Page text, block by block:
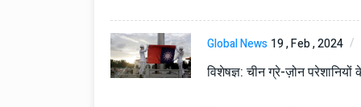
Global News 19 , Feb , 2024
विशेषज्ञ: चीन ग्रे-ज़ोन
आंकड़ा पार किया, कॉम्पैक्ट
सेगमेंट में मजबूत प्रभाव डाला।
जनवरी महीने में 15 दिनों तक